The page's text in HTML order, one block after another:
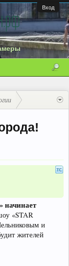
Вход
начинает
«STAR
и
жителей